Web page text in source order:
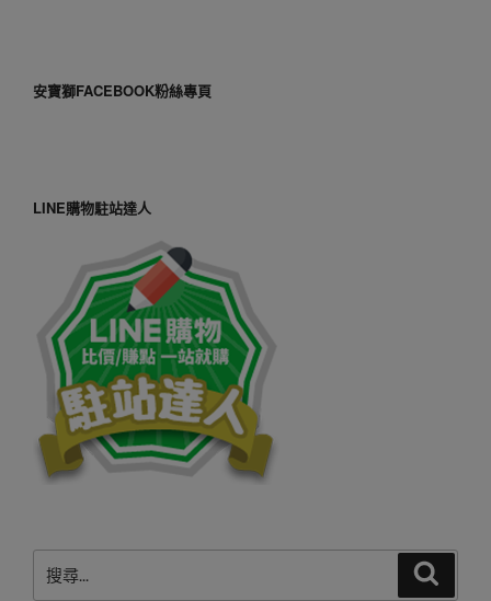
安寶獅FACEBOOK粉絲專頁
LINE購物駐站達人
尋